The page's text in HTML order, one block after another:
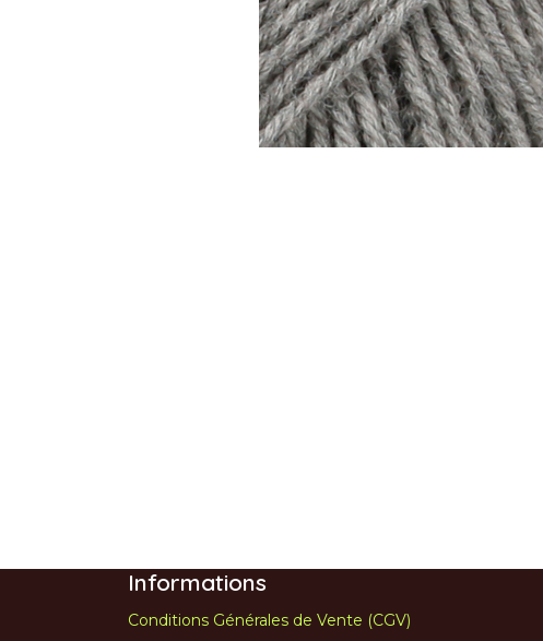
Informations
Conditions Générales de Vente (CGV)